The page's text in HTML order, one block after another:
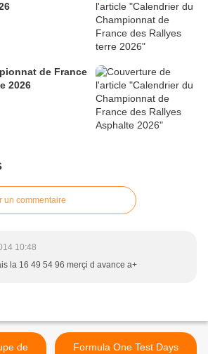
de France
2026
un commentaire
10:48
la 16 49 54 96 merçi d avance a+
Formula One Test Days